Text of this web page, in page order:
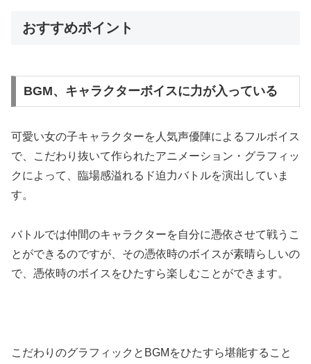
おすすめポイント
BGM、キャラクターボイスに力が入っている
可愛い女の子キャラクターを人気声優陣によるフルボイス
で、こだわり抜いて作られたアニメーション・グラフィッ
クによって、臨場感溢れるド迫力バトルを演出していま
す。
バトルでは仲間のキャラクターを自分に憑依させて戦うこ
とができるのですが、その憑依時のボイスが素晴らしいの
で、憑依時のボイスをひたすら楽しむことができます。
こだわりのグラフィックとBGMをひたすら堪能すること